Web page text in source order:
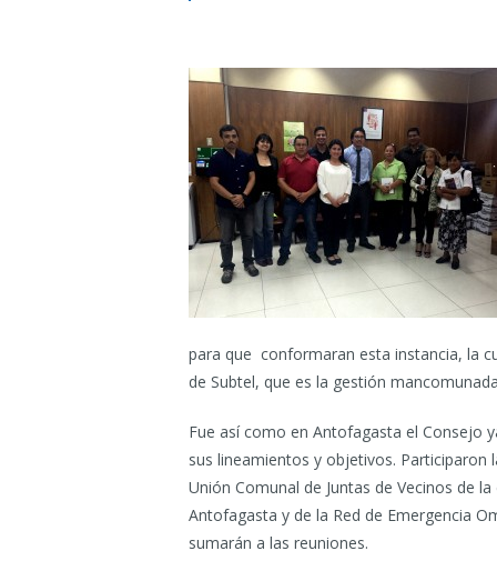
para que conformaran esta instancia, la
de Subtel, que es la gestión
Fue así como en Antofagasta el Consejo
sus lineamientos y objetivos. Participaron
Unión Comunal de Juntas de Vecinos de
Antofagasta y de la Red de Emergencia
sumarán a las reuniones.